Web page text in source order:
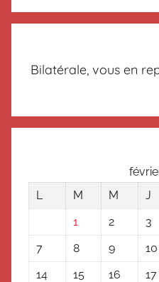
l
sBilatérale, vous en
L
M M J
1
2 3
7
8 9 10
14
15 16 17